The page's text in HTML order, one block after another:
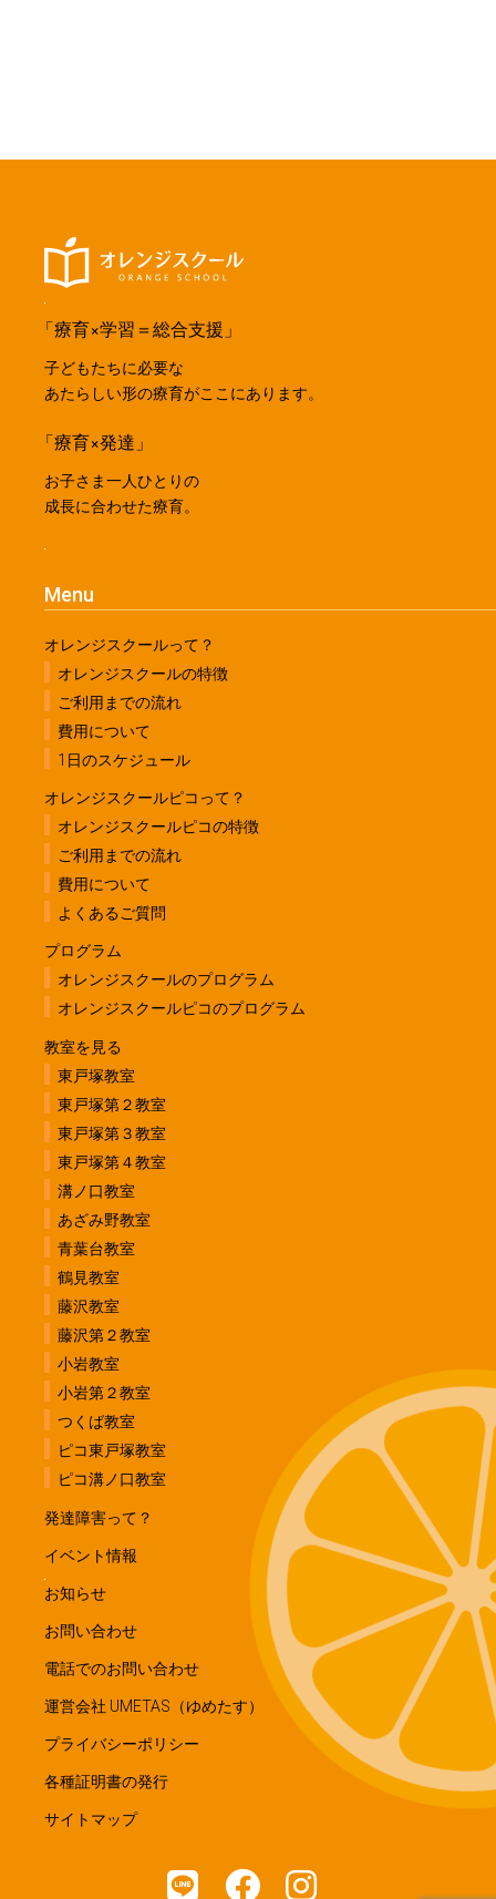
「療育×学習＝総合支援」
子どもたちに必要な
あたらしい形の療育がここにあります。
「療育×発達」
お子さま一人ひとりの
成長に合わせた療育。
Menu
オレンジスクールって？
オレンジスクールの特徴
ご利用までの流れ
費用について
1日のスケジュール
オレンジスクールピコって？
オレンジスクールピコの特徴
ご利用までの流れ
費用について
よくあるご質問
プログラム
オレンジスクールのプログラム
オレンジスクールピコのプログラム
教室を見る
東戸塚教室
東戸塚第２教室
東戸塚第３教室
東戸塚第４教室
溝ノ口教室
あざみ野教室
青葉台教室
鶴見教室
藤沢教室
藤沢第２教室
小岩教室
小岩第２教室
つくば教室
ピコ東戸塚教室
ピコ溝ノ口教室
発達障害って？
イベント情報
お知らせ
お問い合わせ
電話でのお問い合わせ
運営会社 UMETAS（ゆめたす）
プライバシーポリシー
各種証明書の発行
サイトマップ